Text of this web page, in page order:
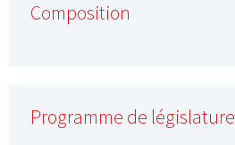
Composition
Programme de législature